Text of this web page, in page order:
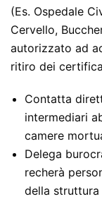
(Es. Ospedale
Cervello,
autorizzato ad
ritiro dei
Contatta
intermediari
camere
Delega
recherà
della